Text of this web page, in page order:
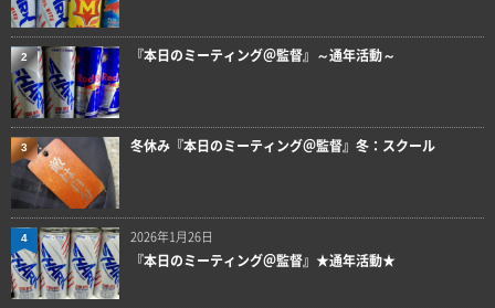
『本日のミーティング＠監督』～通年活動～
2
冬休み『本日のミーティング＠監督』冬：スクール
3
2026年1月26日
『本日のミーティング＠監督』★通年活動★
4